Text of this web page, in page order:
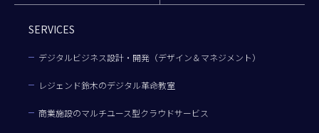
SERVICES
デジタルビジネス設計・開発（デザイン＆マネジメント）
レジェンド鈴木のデジタル革命教室
商業施設のマルチユース型クラウドサービス